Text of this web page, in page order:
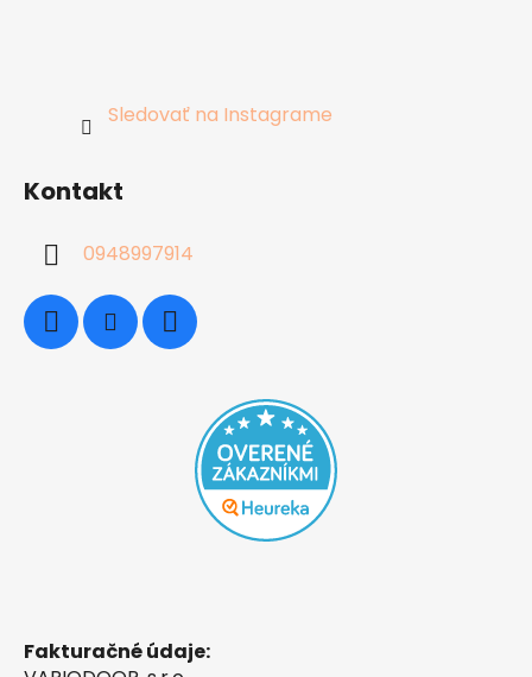
Sledovať na Instagrame
Kontakt
0948997914
Fakturačné údaje: